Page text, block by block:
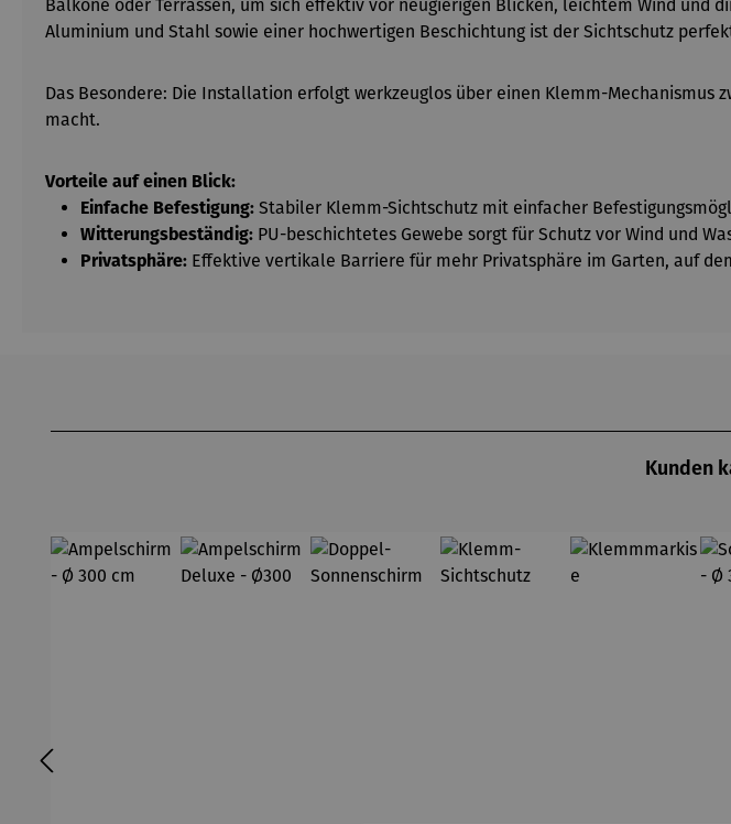
Balkone oder Terrassen, um sich effektiv vor neugierigen Blicken, leichtem Wind
Aluminium und Stahl sowie einer hochwertigen Beschichtung ist der Sichtschutz
Das Besondere: Die Installation erfolgt werkzeuglos über einen Klemm-Mechanismus
macht.
Vorteile auf einen Blick:
Einfache Befestigung: Stabiler Klemm-Sichtschutz mit einfacher
Witterungsbeständig: PU-beschichtetes Gewebe sorgt für Schutz vor Wind und
Privatsphäre: Effektive vertikale Barriere für mehr Privatsphäre im Garten, auf
Kunden